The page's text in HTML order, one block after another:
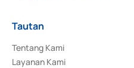
Tautan
Tentang Kami
Layanan Kami